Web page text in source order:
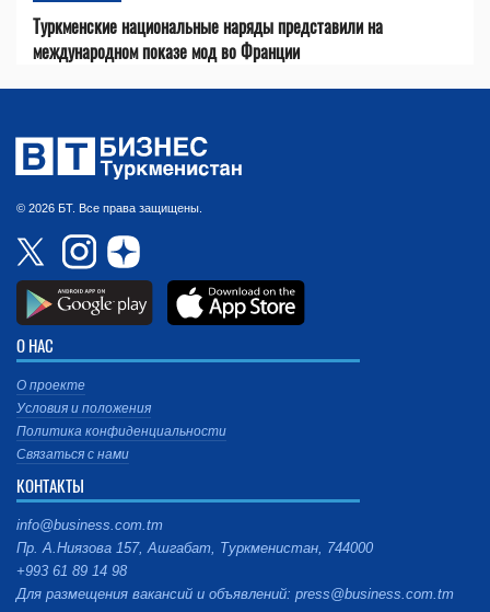
Туркменские национальные наряды представили на
международном показе мод во Франции
© 2026 БТ. Все права защищены.
О НАС
О проекте
Условия и положения
Политика конфиденциальности
Связаться с нами
КОНТАКТЫ
info@business.com.tm
Пр. А.Ниязова 157, Ашгабат, Туркменистан, 744000
+993 61 89 14 98
Для размещения вакансий и объявлений: press@business.com.tm